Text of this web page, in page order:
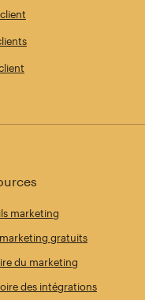
marketing
gratuits
du marketing
des intégrations